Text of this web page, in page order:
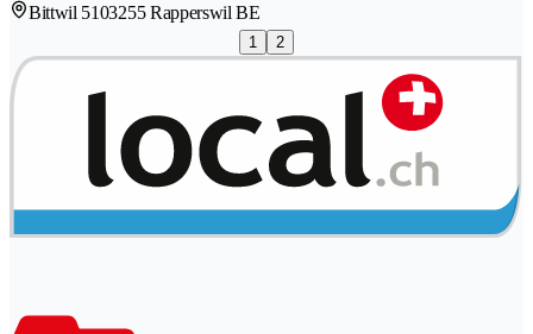
Bittwil 5103255 Rapperswil BE
1 2